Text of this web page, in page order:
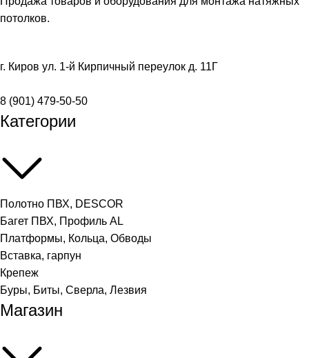
потолков.
г. Киров ул. 1-й Кирпичный переулок д. 11Г
8 (901) 479-50-50
Категории
Полотно ПВХ, DESCOR
Багет ПВХ, Профиль AL
Платформы, Кольца, Обводы
Вставка, гарпун
Крепеж
Буры, Биты, Сверла, Лезвия
Магазин